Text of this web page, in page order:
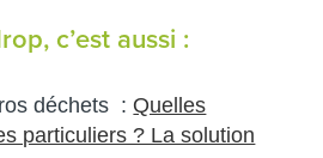
c’est aussi :
déchets : Quelles
particuliers ? La solution